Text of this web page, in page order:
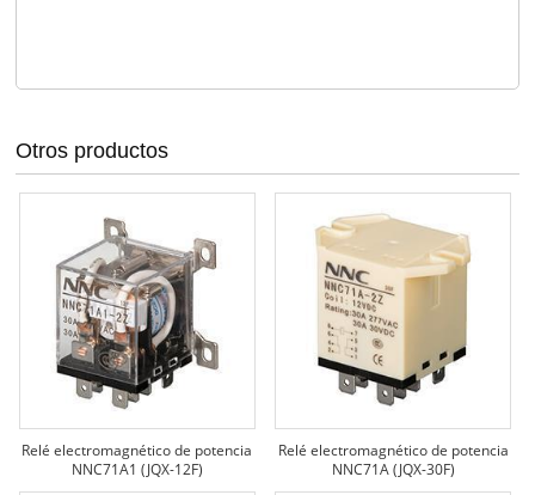
Otros productos
Relé electromagnético de potencia
NNC71A1 (JQX-12F)
Relé electromagnético de potencia
NNC71A (JQX-30F)